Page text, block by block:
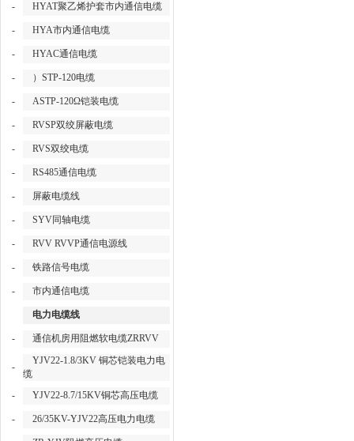
- HYAT聚乙烯护套市内通信电缆
- HYA市内通信电缆
- HYAC通信电缆
- ）STP-120电缆
- ASTP-120Ω铠装电缆
- RVSP双绞屏蔽电缆
- RVS双绞电缆
- RS485通信电缆
- 屏蔽电缆线
- SYV同轴电缆
- RVV RVVP通信电源线
- 铁路信号电缆
- 市内通信电缆
电力电缆线
- 通信机房用阻燃软电缆ZRRVV
-
YJV22-1.8/3KV 铜芯铠装电力电
缆
-
YJV22-8.7/15KV铜芯高压电缆
- 26/35KV-YJV22高压电力电缆